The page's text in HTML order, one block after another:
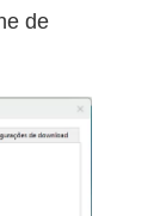
de